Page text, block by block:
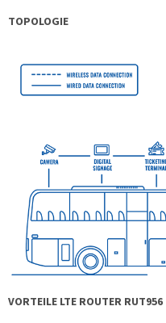
TOPOLOGIE
VORTEILE LTE ROUTER RUT956